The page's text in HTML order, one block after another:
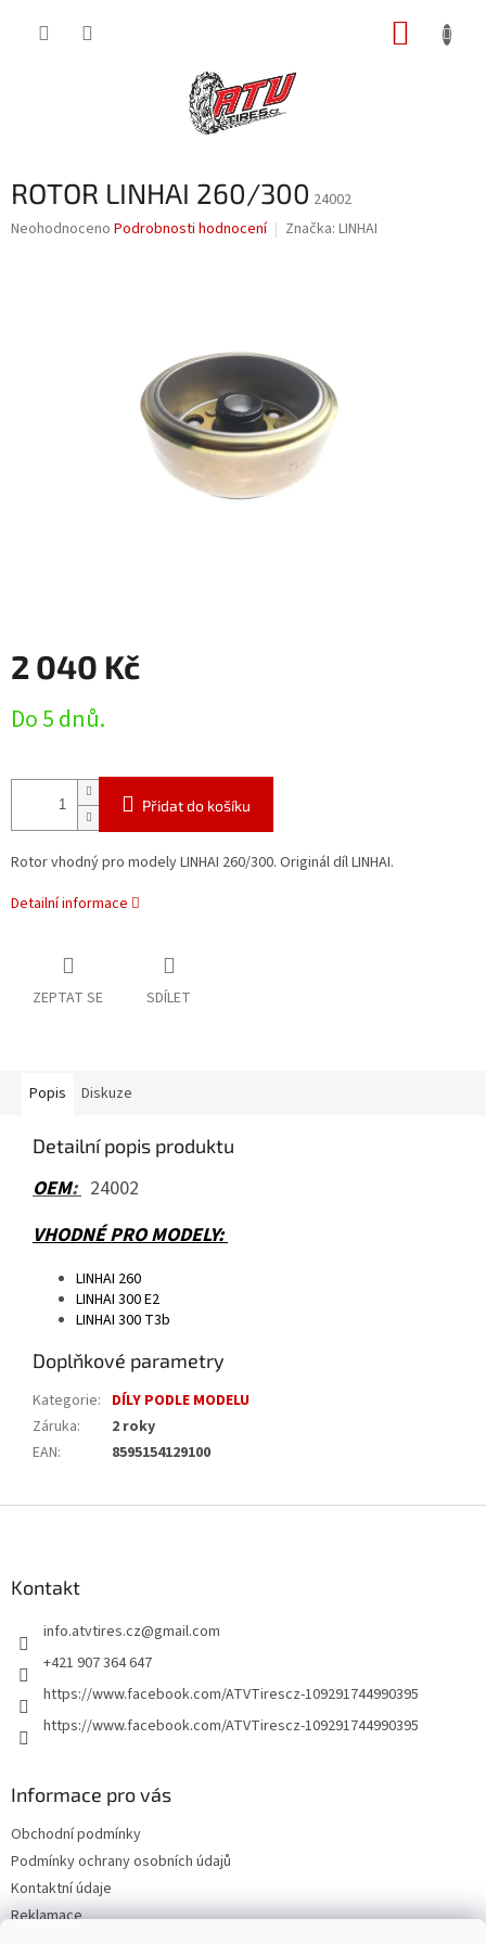
ROTOR LINHAI 260/300 24002
Průměrné
Neohodnoceno Podrobnosti hodnocení Značka: LINHAI
2 040 Kč
cena:
Do 5 dnů.
Přidat do košíku
Rotor vhodný pro modely LINHAI 260/300. Originál díl LINHAI.
Detailní informace
ZEPTAT SE SDÍLET
Popis Diskuze
Detailní popis produktu
OEM: 24002
VHODNÉ PRO MODELY:
LINHAI 260
LINHAI 300 E2
LINHAI 300 T3b
Doplňkové parametry
Kategorie: DÍLY PODLE MODELU
Záruka:
2 roky
EAN: 8595154129100
Kontakt
info.atvtires.cz@gmail.com
+421 907 364 647
https://www.facebook.com/ATVTirescz-109291744990395
https://www.facebook.com/ATVTirescz-109291744990395
Informace pro vás
Obchodní podmínky
Podmínky ochrany osobních údajů
Kontaktní údaje
Reklamace